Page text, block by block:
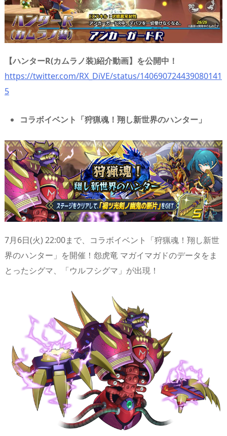
【ハンターR(カムラノ装)紹介動画】を公開中！
https://twitter.com/RX_DiVE/status/140690724439080141
5
コラボイベント「狩猟魂！翔し新世界のハンター」
7月6日(火) 22:00まで、コラボイベント「狩猟魂！翔し新世
界のハンター」を開催！怨虎竜 マガイマガドのデータをま
とったシグマ、「ウルフシグマ」が出現！